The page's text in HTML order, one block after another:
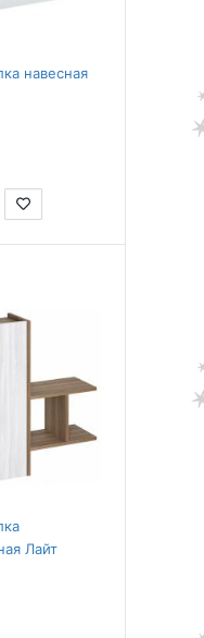
навесная
Лайт